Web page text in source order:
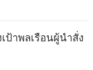
ป้าพลเรือนผู้นำสั่ง